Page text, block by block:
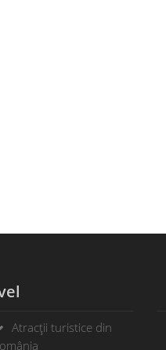
Atracții turistice din